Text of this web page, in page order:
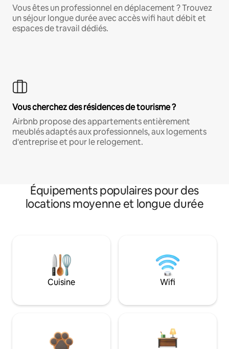
Vous êtes un professionnel en déplacement ? Trouvez
un séjour longue durée avec accès wifi haut débit et
espaces de travail dédiés.
Vous cherchez des résidences de tourisme ?
Airbnb propose des appartements entièrement
meublés adaptés aux professionnels, aux logements
d'entreprise et pour le relogement.
Équipements populaires pour des
locations moyenne et longue durée
Cuisine Wifi